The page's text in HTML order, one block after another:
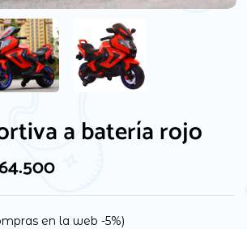
a batería rojo
en la web -5%)